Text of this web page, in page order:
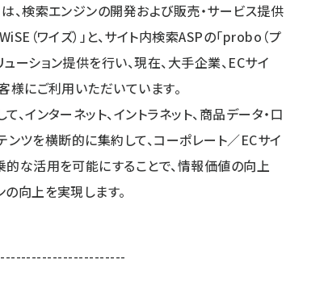
、検索エンジンの開発および販売・サービス提供
（ワイズ）」と、サイト内検索ASPの「probo（プ
ーション提供を行い、現在、大手企業、ECサイ
様にご利用いただいています。
インターネット、イントラネット、商品データ・口
ンツを横断的に集約して、コーポレート／ECサイ
的な活用を可能にすることで、情報価値の向上
の向上を実現します。